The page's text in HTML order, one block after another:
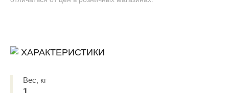
ХАРАКТЕРИСТИКИ
Вес, кг
1